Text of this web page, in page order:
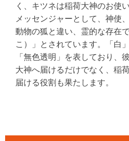
く、キツネは稲荷大神のお使
メッセンジャーとして、神使
動物の狐と違い、霊的な存在
こ）」とされています。「白
「無色透明」を表しており、
大神へ届けるだけでなく、稲
届ける役割も果たします。